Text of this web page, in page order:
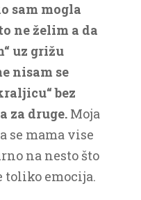
sam mogla
ne želim a da
uz grižu
nisam se
bez
za druge. Moja
se mama vise
na nesto što
toliko emocija.